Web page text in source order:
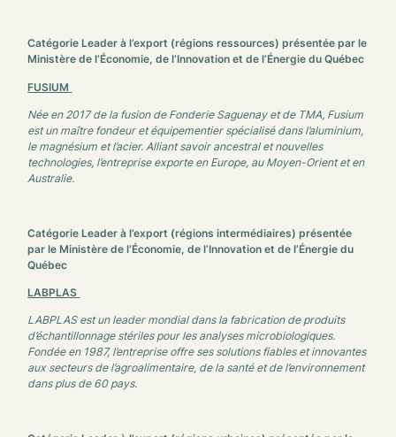
Catégorie Leader à l’export (régions ressources) présentée par le
Ministère de l’Économie, de l’Innovation et de l’Énergie du Québec
FUSIUM
Née en 2017 de la fusion de Fonderie Saguenay et de TMA, Fusium
est un maître fondeur et équipementier spécialisé dans l’aluminium,
le magnésium et l’acier. Alliant savoir ancestral et nouvelles
technologies, l’entreprise exporte en Europe, au Moyen-Orient et en
Australie.
Catégorie Leader à l’export (régions intermédiaires)présentée
par leMinistère de l’Économie, de l’Innovation et de l’Énergie du
Québec
LABPLAS
LABPLAS est un leader mondial dans la fabrication de produits
d’échantillonnage stériles pour les analyses microbiologiques.
Fondée en 1987, l’entreprise offre ses solutions fiables et innovantes
aux secteurs de l’agroalimentaire, de la santé et de l’environnement
dans plus de 60 pays.